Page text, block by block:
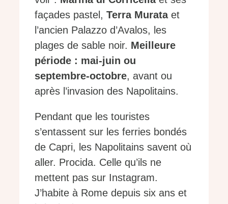
façades pastel, Terra Murataet
l’ancien Palazzo d’Avalos, les
plages de sable noir. Meilleure
période : mai-juin ou
septembre-octobre, avant ou
après l’invasion des Napolitains.
Pendant que les touristes
s’entassent sur les ferries bondés
de Capri, les Napolitains savent où
aller. Procida. Celle qu’ils ne
mettent pas sur Instagram.
J’habite à Rome depuis six ans et